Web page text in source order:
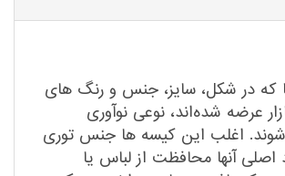
که در شکل، سایز، جنس و رنگ های
عرضه شده‌اند، نوعی نوآوری
اغلب این کیسه ها جنس توری
اصلی آنها محافظت از لباس یا